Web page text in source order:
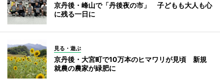
京丹後・峰山で「丹後夜の市」 子どもも大人も心
に残る一日に
見る・遊ぶ
京丹後・大宮町で10万本のヒマワリが見頃 新規
就農の農家が緑肥に